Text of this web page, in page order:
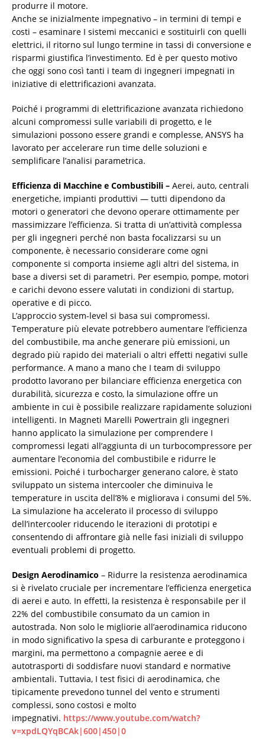
produrre il motore.
Anche se inizialmente impegnativo – in termini di tempi e
costi – esaminare I sistemi meccanici e sostituirli con quelli
elettrici, il ritorno sul lungo termine in tassi di conversione e
risparmi giustifica l’investimento. Ed è per questo motivo
che oggi sono così tanti i team di ingegneri impegnati in
iniziative di elettrificazioni avanzata.
Poiché i programmi di elettrificazione avanzata richiedono
alcuni compromessi sulle variabili di progetto, e le
simulazioni possono essere grandi e complesse, ANSYS ha
lavorato per accelerare run time delle soluzioni e
semplificare l’analisi parametrica.
Efficienza di Macchine e Combustibili – Aerei, auto, centrali
energetiche, impianti produttivi — tutti dipendono da
motori o generatori che devono operare ottimamente per
massimizzare l’efficienza. Si tratta di un’attività complessa
per gli ingegneri perché non basta focalizzarsi su un
componente, è necessario considerare come ogni
componente si comporta insieme agli altri del sistema, in
base a diversi set di parametri. Per esempio, pompe, motori
e carichi devono essere valutati in condizioni di startup,
operative e di picco.
L’approccio system-level si basa sui compromessi.
Temperature più elevate potrebbero aumentare l’efficienza
del combustibile, ma anche generare più emissioni, un
degrado più rapido dei materiali o altri effetti negativi sulle
performance. A mano a mano che I team di sviluppo
prodotto lavorano per bilanciare efficienza energetica con
durabilità, sicurezza e costo, la simulazione offre un
ambiente in cui è possibile realizzare rapidamente soluzioni
intelligenti. In Magneti Marelli Powertrain gli ingegneri
hanno applicato la simulazione per comprendere I
compromessi legati all’aggiunta di un turbocompressore per
aumentare l’economia del combustibile e ridurre le
emissioni. Poiché i turbocharger generano calore, è stato
sviluppato un sistema intercooler che diminuiva le
temperature in uscita dell’8% e migliorava i consumi del 5%.
La simulazione ha accelerato il processo di sviluppo
dell’intercooler riducendo le iterazioni di prototipi e
consentendo di affrontare già nelle fasi iniziali di sviluppo
eventuali problemi di progetto.
Design Aerodinamico – Ridurre la resistenza aerodinamica
si è rivelato cruciale per incrementare l’efficienza energetica
di aerei e auto. In effetti, la resistenza è responsabile per il
22% del combustibile consumato da un camion in
autostrada. Non solo le migliorie all’aerodinamica riducono
in modo significativo la spesa di carburante e proteggono i
margini, ma permettono a compagnie aeree e di
autotrasporti di soddisfare nuovi standard e normative
ambientali. Tuttavia, I test fisici di aerodinamica, che
tipicamente prevedono tunnel del vento e strumenti
complessi, sono costosi e molto
impegnativi. https://www.youtube.com/watch?
v=xpdLQYqBCAk|600|450|0